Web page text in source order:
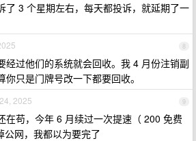
了 3 个星期左右，每天都投诉，就延期了一
8
经过他们的系统就会回收。我 4 月份注销副
只是门牌号改一下都要回收。
9
2025
在苟，今年 6 月续过一次提速（ 200 免费
网，我都以为要完了